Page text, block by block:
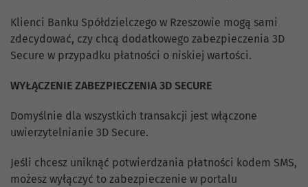
Klienci Banku Spółdzielczego w Rzeszowie mogą sami
zdecydować, czy chcą dodatkowego zabezpieczenia 3D
Secure w przypadku płatności o niskiej wartości.
WYŁĄCZENIE ZABEZPIECZENIA 3D SECURE
Domyślnie dla wszystkich transakcji jest włączone
uwierzytelnianie 3D Secure.
Jeśli chcesz uniknąć potwierdzania płatności kodem SMS,
możesz wyłączyć to zabezpieczenie w portalu